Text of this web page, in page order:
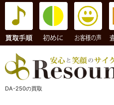
DA-250の買取